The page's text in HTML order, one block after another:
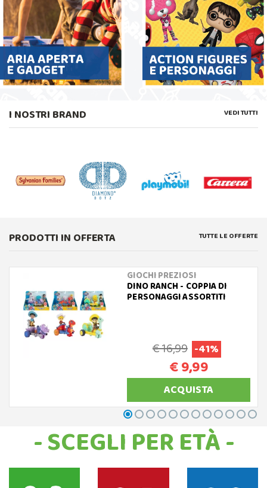
I NOSTRI BRAND VEDI TUTTI
PRODOTTI IN OFFERTA TUTTE LE OFFERTE
GIOCHI PREZIOSI
DINO RANCH - COPPIA DI
PERSONAGGI ASSORTITI
€ 16,99 -41%
€ 9,99
ACQUISTA
- SCEGLI PER ETÀ -